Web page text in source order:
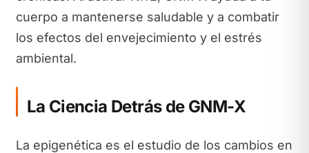
cuerpo a mantenerse saludable y a combatir
los efectos del envejecimiento y el estrés
ambiental.
La Ciencia Detrás de GNM-X
La epigenética es el estudio de los cambios en